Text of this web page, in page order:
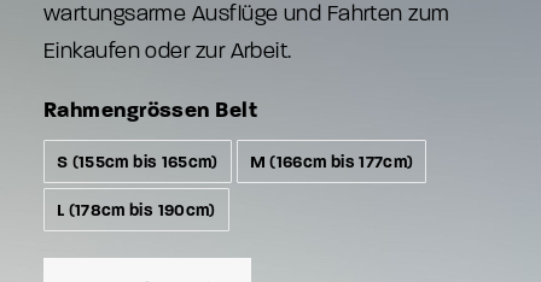
wartungsarme Ausflüge und Fahrten zum
Einkaufen oder zur Arbeit.
Rahmengrössen Belt
S (155cm bis 165cm) M (166cm bis 177cm)
L (178cm bis 190cm)